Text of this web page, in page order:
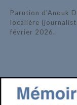
Parution d'Anouk
localière
février 2026.